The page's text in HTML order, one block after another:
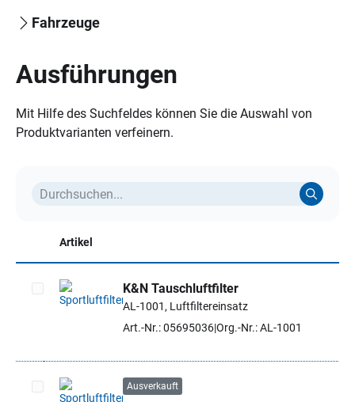
Fahrzeuge
Ausführungen
Mit Hilfe des Suchfeldes können Sie die Auswahl von
Produktvarianten verfeinern.
Artikel
Artikel auswählen
K&N Tauschluftfilter
AL-1001, Luftfiltereinsatz
Art.-Nr.: 05695036Org.-Nr.: AL-1001
Ausverkauft